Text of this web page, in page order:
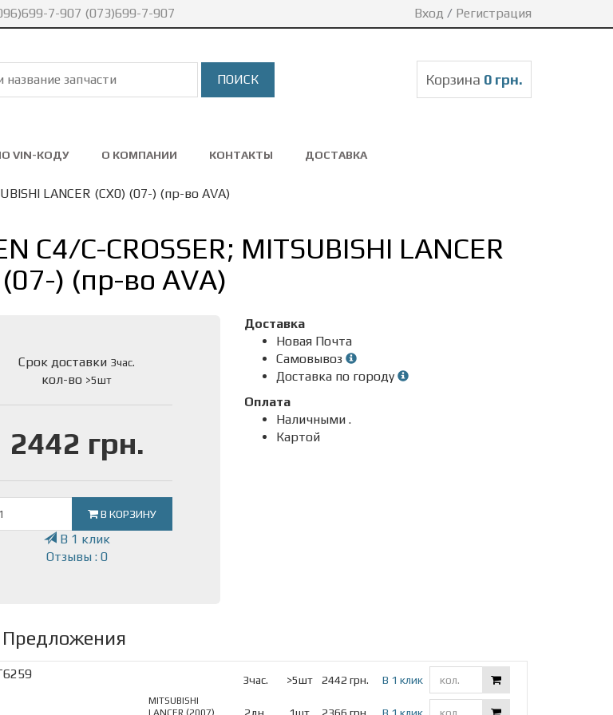
7-907 (073)699-7-907 Вход / Регистрация
Корзина 0 грн.
VIN-КОДУ О КОМПАНИИ КОНТАКТЫ ДОСТАВКА
LANCER (CX0) (07-) (пр-во AVA)
C4/C-CROSSER; MITSUBISHI LANCER
(07-) (пр-во AVA)
Срок доставки 3час.
кол-во >5шт
2442 грн.
В КОРЗИНУ
В 1 клик
Отзывы : 0
Доставка
Новая Почта
Самовывоз
Доставка по городу
Оплата
Наличными .
Картой
Предложения
3час. >5шт 2442 грн. В 1 клик
MITSUBISHI
LANCER (2007)